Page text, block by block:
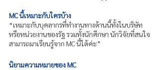
MC นี้เหมาะกับใครบ้าง
“เหมาะกับบุคลากรที่ทำงานทางด้านนี้ทั้งในบริษัท
หรือหน่วยงานของรัฐ รวมทั้งนักศึกษา นักวิจัยที่สนใจ
สามารถมาเรียนรู้จาก MC นี้ได้ค่ะ”
นิยามความหมายของ MC